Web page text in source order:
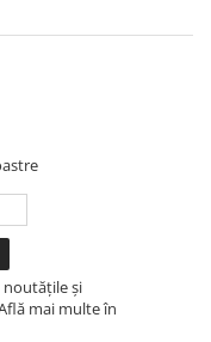
noutățile și
mai multe în